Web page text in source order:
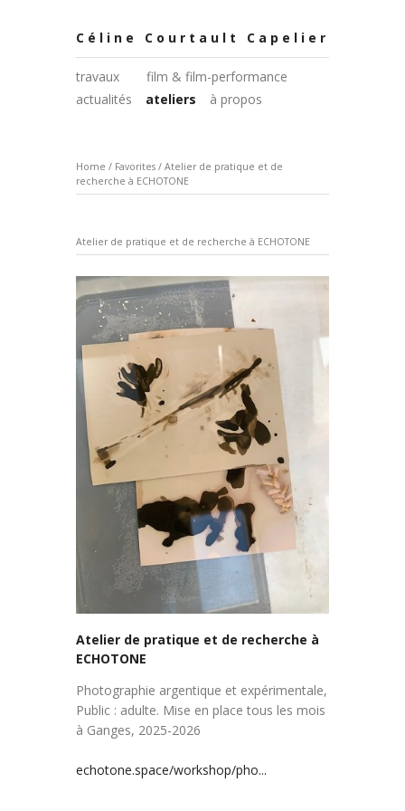
Céline Courtault Capelier
travaux
film & film-performance
actualités
ateliers à propos
Home / Favorites / Atelier de pratique et de
recherche à ECHOTONE
Atelier de pratique et de recherche à ECHOTONE
Atelier de pratique et de recherche à
ECHOTONE
Photographie argentique et expérimentale,
Public : adulte. Mise en place tous les mois
à Ganges, 2025-2026
echotone.space/workshop/pho...